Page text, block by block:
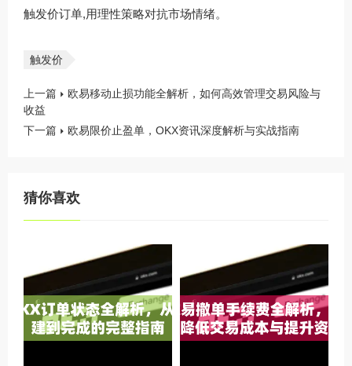
触发价订单,用理性策略对抗市场情绪。
触发价
上一篇
欧易移动止损功能全解析，如何高效管理交易风险与
收益
下一篇
欧易限价止盈单，OKX资讯深度解析与实战指南
猜你喜欢